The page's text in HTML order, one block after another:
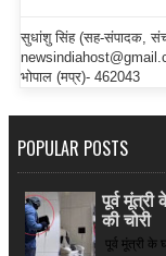
सुधांशु सिंह (सह-संपादक,
भोपाल (मप्र)- 462043
POPULAR POSTS
पूर्व
की चोरी
पूर्व मूंत्री के